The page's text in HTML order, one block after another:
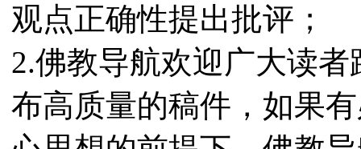
观点正确性提出批评；
2.佛教导航欢迎广大读
布高质量的稿件，如果